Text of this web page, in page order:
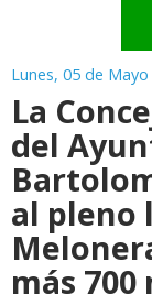
Lunes, 05 de
La
del
al pleno
más